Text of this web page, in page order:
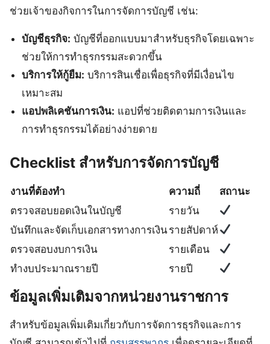
ช่วยเจ้าของกิจการในการจัดการบัญชี เช่น:
บัญชีธุรกิจ: บัญชีที่ออกแบบมาสำหรับธุรกิจโดยเฉพาะ
ช่วยให้การทำธุรกรรมสะดวกขึ้น
บริการให้กู้ยืม: บริการสินเชื่อเพื่อธุรกิจที่มีเงื่อนไข
เหมาะสม
แอปพลิเคชันการเงิน: แอปที่ช่วยติดตามการเงินและ
การทำธุรกรรมได้อย่างง่ายดาย
Checklist สำหรับการจัดการบัญชี
งานที่ต้องทำ ความถี่
สถานะ
ตรวจสอบยอดเงินในบัญชี
รายวัน
บันทึกและจัดเก็บเอกสารทางการเงินรายสัปดาห์
ตรวจสอบงบการเงิน
รายเดือน
ทำงบประมาณรายปี
รายปี
ข้อมูลเพิ่มเติมจากหน่วยงานราชการ
สำหรับข้อมูลเพิ่มเติมเกี่ยวกับการจัดการธุรกิจและการ